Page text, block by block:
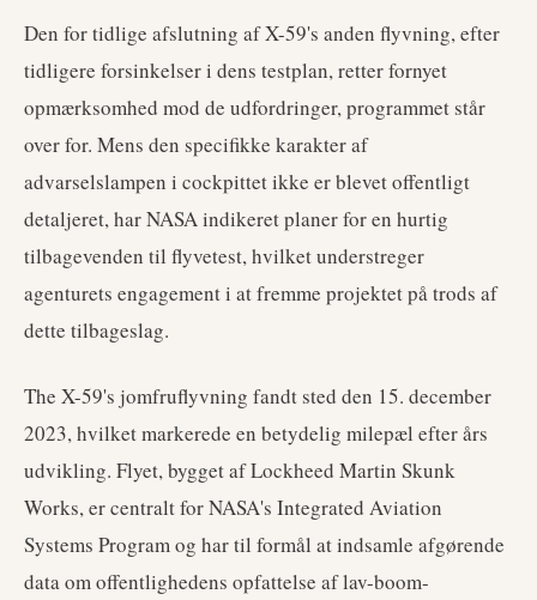
Den for tidlige afslutning af X-59's anden flyvning, efter
tidligere forsinkelser i dens testplan, retter fornyet
opmærksomhed mod de udfordringer, programmet står
over for. Mens den specifikke karakter af
advarselslampen i cockpittet ikke er blevet offentligt
detaljeret, har NASA indikeret planer for en hurtig
tilbagevenden til flyvetest, hvilket understreger
agenturets engagement i at fremme projektet på trods af
dette tilbageslag.
The X-59's jomfruflyvning fandt sted den 15. december
2023, hvilket markerede en betydelig milepæl efter års
udvikling. Flyet, bygget af Lockheed Martin Skunk
Works, er centralt for NASA's Integrated Aviation
Systems Program og har til formål at indsamle afgørende
data om offentlighedens opfattelse af lav-boom-